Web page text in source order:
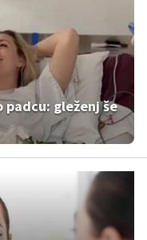
padcu: gleženj še